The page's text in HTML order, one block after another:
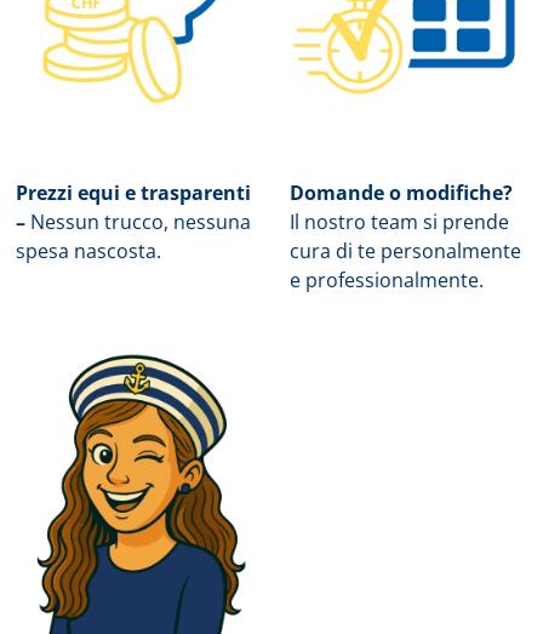
Prezzi equi e trasparenti
– Nessun trucco, nessuna
spesa nascosta.
Domande o modifiche?
Il nostro team si prende
cura di te personalmente
e professionalmente.